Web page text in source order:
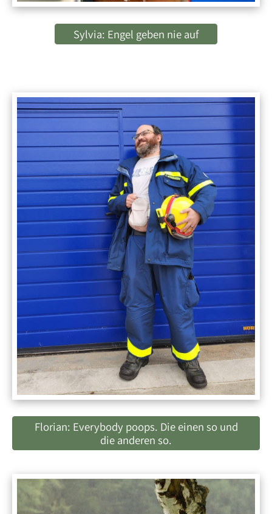
Sylvia: Engel geben nie auf
Florian: Everybody poops. Die einen so und
die anderen so.